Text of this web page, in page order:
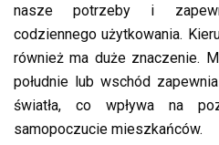
nasze potrzeby i
codziennego użytkowania.
również ma duże znaczenie.
południe lub wschód
światła, co wpływa na
samopoczucie mieszkańców.